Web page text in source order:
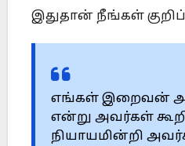
இதுதான் நீங்கள்
எங்கள் இறைவன்
என்று அவர்கள்
நியாயமின்றி